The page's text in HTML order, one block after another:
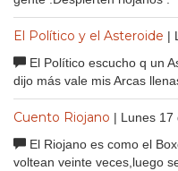
El Político y el Asteroide |
El Político escucho q un
dijo más vale mis Arcas
Cuento Riojano | Lunes 17
El Riojano es como el
voltean veinte veces,luego